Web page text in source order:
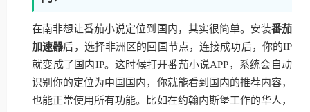
在南非想让番茄小说定位到国内，其实很简单。安装番茄
加速器后，选择非洲区的回国节点，连接成功后，你的IP
就变成了国内IP。这时候打开番茄小说APP，系统会自动
识别你的定位为中国国内，你就能看到国内的推荐内容，
也能正常使用所有功能。比如在约翰内斯堡工作的华人，